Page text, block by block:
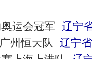
运会冠军 辽宁
州恒大队 辽宁省